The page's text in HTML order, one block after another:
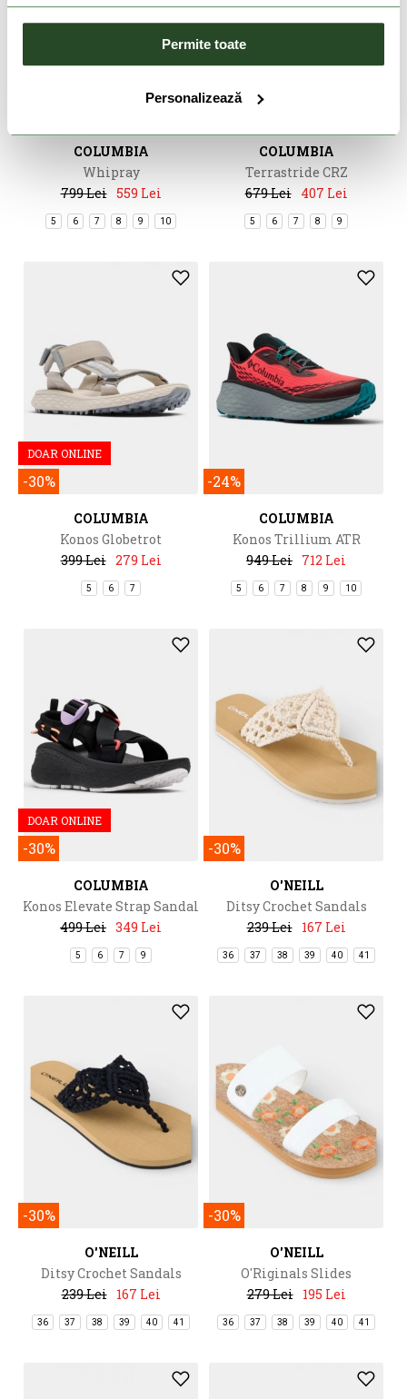
Permite toate
Personalizează
COLUMBIA
Whipray
799 Lei 559 Lei
5 6 7 8 9 10
COLUMBIA
Terrastride CRZ
679 Lei
407 Lei
5 6 7 8 9
DOAR ONLINE
-30%
COLUMBIA
Konos Globetrot
399 Lei 279 Lei
5 6 7
-24%
COLUMBIA
Konos Trillium ATR
949 Lei 712 Lei
5 6 7 8 9 10
DOAR ONLINE
-30%
COLUMBIA
Konos Elevate Strap Sandal
499 Lei 349 Lei
5 6 7 9
-30%
O'NEILL
Ditsy Crochet Sandals
239 Lei
167 Lei
36 37 38 39 40 41
-30%
O'NEILL
Ditsy Crochet Sandals
239 Lei
167 Lei
36 37 38 39 40 41
-30%
O'NEILL
O'Riginals Slides
279 Lei
195 Lei
36 37 38 39 40 41